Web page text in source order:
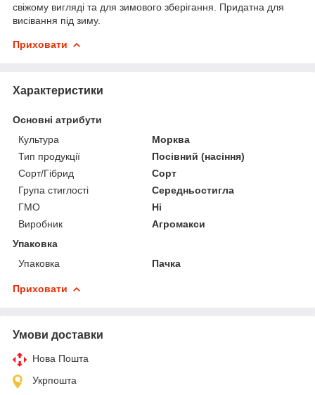
свіжому вигляді та для зимового зберігання. Придатна для
висівання під зиму.
Приховати
Характеристики
Основні атрибути
Культура
Морква
Тип продукції
Посівний (насіння)
Сорт/Гібрид
Сорт
Група стиглості
Середньостигла
ГМО
Ні
Виробник
Агромакси
Упаковка
Упаковка
Пачка
Приховати
Умови доставки
Нова Пошта
Укрпошта